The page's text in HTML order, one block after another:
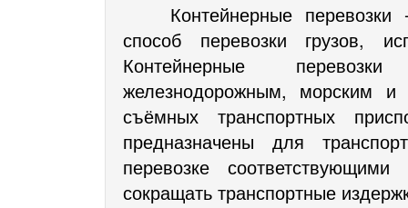
Контейнерные
способ перевозки грузов,
Контейнерные
железнодорожным, морским
съёмных транспортных
предназначены для
перевозке
сокращать транспортные